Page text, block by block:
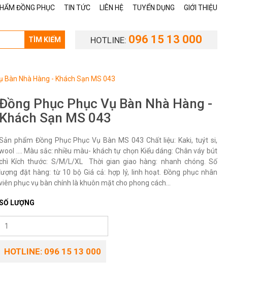
ĐỒNG PHỤC TIN TỨC LIÊN HỆ TUYỂN DỤNG GIỚI THIỆU
HOTLINE: 096 15 13 000
TÌM KIẾM
Bàn Nhà Hàng - Khách Sạn MS 043
Phục Phục Vụ Bàn Nhà Hàng -
Khách Sạn MS 043
phẩm Đồng Phục Phục Vụ Bàn MS 043 Chất liệu: Kaki, tuýt si,
…. Màu sắc: nhiều màu- khách tự chọn Kiểu dáng: Chân váy bút
Kích thước: S/M/L/XL Thời gian giao hàng: nhanh chóng. Số
lượng đặt hàng: từ 10 bộ Giá cả: hợp lý, linh hoạt. Đồng phục nhân
phục vụ bàn chính là khuôn mặt cho phong cách...
LƯỢNG
HOTLINE: 096 15 13 000